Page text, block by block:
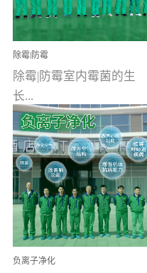
调，但也带来了以甲醛为
首的室内...
除霉|防霉
除霉|防霉室内霉菌的生
长...
受温度、湿度、基质养
分、通风四个条件影响，
温暖潮湿、营养物质多、
通风缓慢的空间最易滋生
大量霉菌的...
负离子净化